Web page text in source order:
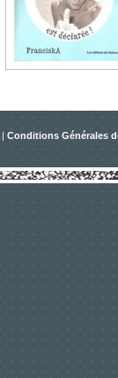
| Conditions Générales